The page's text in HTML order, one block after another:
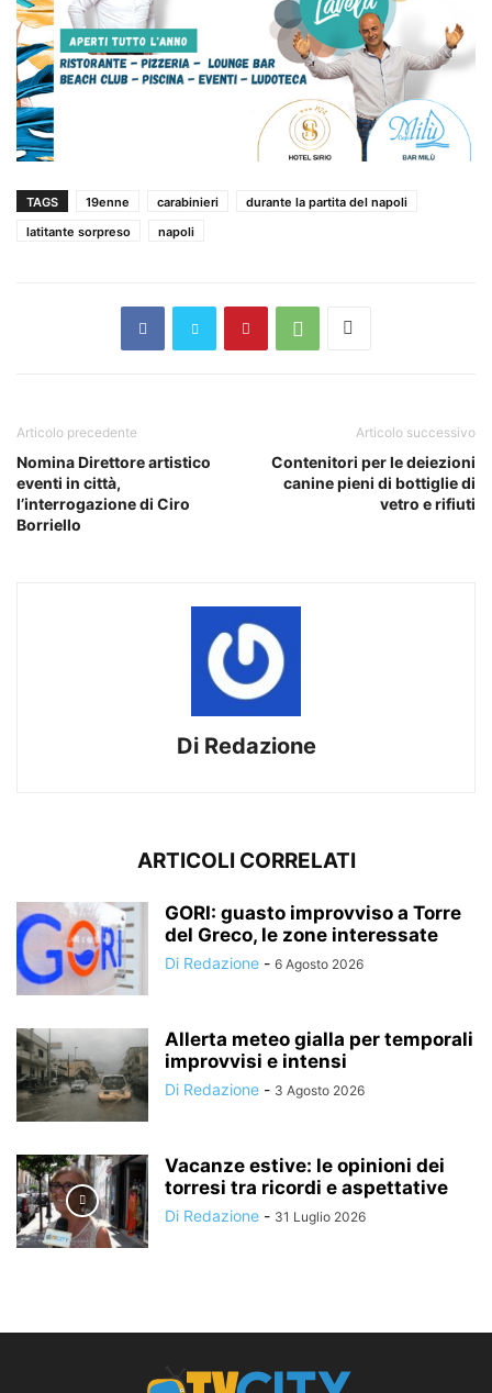
TAGS 19enne carabinieri
durante la partita del napoli
latitante sorpreso
napoli
Articolo precedente
Nomina Direttore artistico
eventi in città,
l’interrogazione di Ciro
Borriello
Articolo successivo
Contenitori per le deiezioni
canine pieni di bottiglie di
vetro e rifiuti
Di Redazione
ARTICOLI CORRELATI
GORI: guasto improvviso a Torre
del Greco, le zone interessate
Di Redazione - 6 Agosto 2026
Allerta meteo gialla per temporali
improvvisi e intensi
Di Redazione - 3 Agosto 2026
Vacanze estive: le opinioni dei
torresi tra ricordi e aspettative
Di Redazione - 31 Luglio 2026